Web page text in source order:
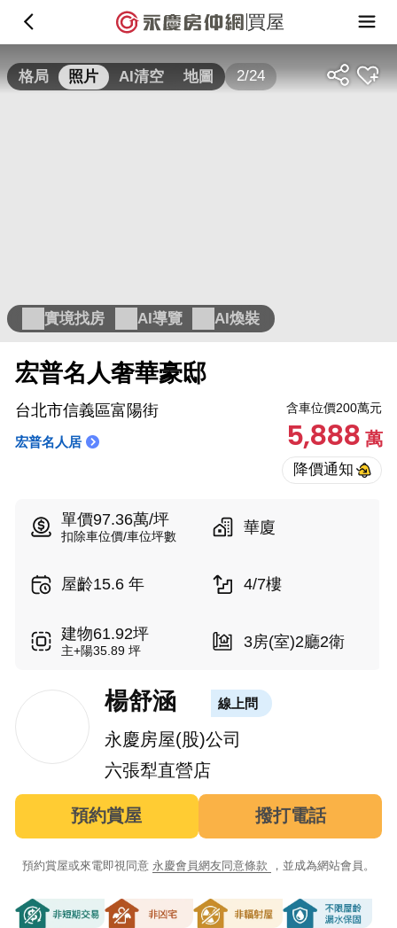
買屋
格局 照片 AI清空 地圖 2/24
實境找房 AI導覽 AI煥裝
宏普名人奢華豪邸
台北市信義區富陽街
宏普名人居
含車位價200萬元
5,888萬
單價97.36萬/坪
扣除車位價/車位坪數 華廈
屋齡15.6 年 4/7樓
建物61.92坪
主+陽35.89 坪 3房(室)2廳2衛
楊舒涵 線上問
永慶房屋(股)公司
六張犁直營店
預約賞屋 撥打電話
預約賞屋或來電即視同意 永慶會員網友同意條款 ，並成為網站會員。